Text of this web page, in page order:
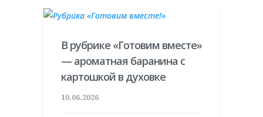
В рубрике «Готовим вместе»
— ароматная баранина с
картошкой в духовке
10.06.2026